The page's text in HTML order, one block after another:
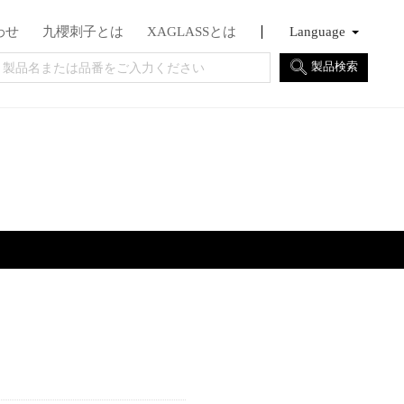
せ 九櫻刺子とは XAGLASSとは Language
English
Français
日本語製品検索